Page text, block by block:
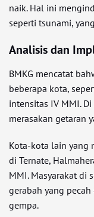
naik. Hal ini
seperti tsunami,
Analisis dan
BMKG mencatat
beberapa kota,
intensitas IV MMI.
merasakan getaran
Kota-kota lain yang
di Ternate,
MMI. Masyarakat di
gerabah yang
gempa.